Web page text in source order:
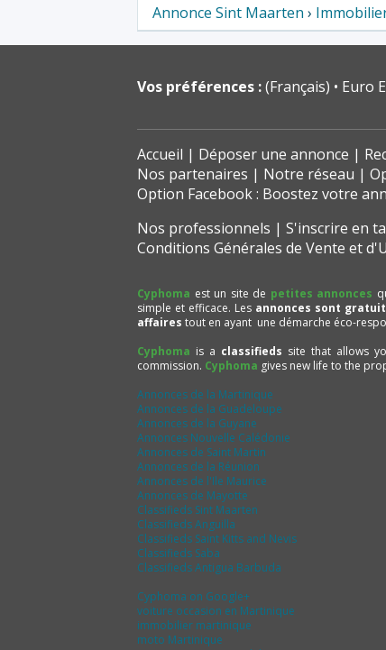
Annonce Sint Maarten ›
Vos préférences :(Français) Euro
Accueil Déposer une annonce
Nos partenaires
Notre réseau
Option Facebook : Boostez votre
Nos professionnels
S'inscrire en
Conditions Générales de Vente et
Cyphoma est un site de petites annonces
simple et efficace. Les annonces sont
affaires tout en ayant une démarche éco-
Cyphoma is a classifieds site that allows
commission. Cyphoma gives new life to the
Annonces de la Martinique
Annonces de la Guadeloupe
Annonces de la Guyane
Annonces Nouvelle Calédonie
Annonces de Saint Martin
Annonces de la Réunion
Annonces de l'Ile Maurice
Annonces de Mayotte
Classifieds Sint Maarten
Classifieds Anguilla
Classifieds Saint Kitts and Nevis
Classifieds Saba
Classifieds Antigua Barbuda
Cyphoma on Google+
voiture occasion en Martinique
immobilier martinique
moto Martinique